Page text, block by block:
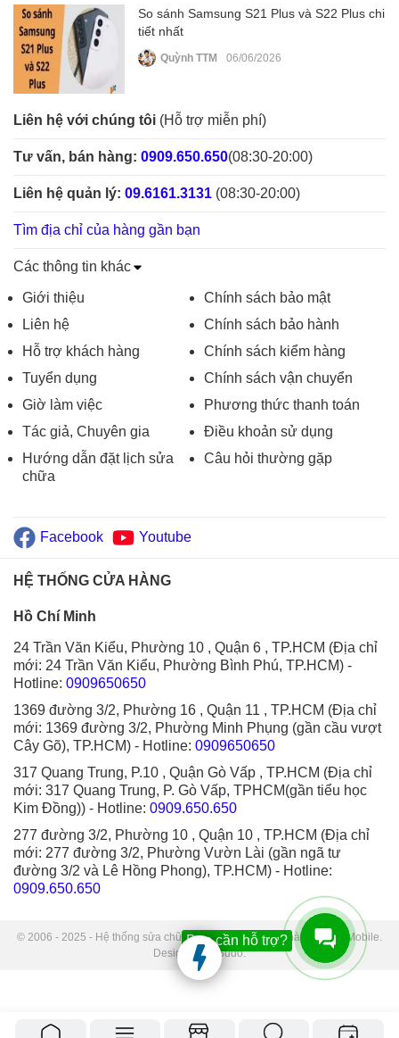
So sánh Samsung S21 Plus và S22 Plus chi
tiết nhất
Quỳnh TTM 06/06/2026
Liên hệ với chúng tôi (Hỗ trợ miễn phí)
Tư vấn, bán hàng: 0909.650.650(08:30-20:00)
Liên hệ quản lý: 09.6161.3131 (08:30-20:00)
Tìm địa chỉ của hàng gần bạn
Các thông tin khác
Giới thiệu
Liên hệ
Hỗ trợ khách hàng
Tuyển dụng
Giờ làm việc
Tác giả, Chuyên gia
Hướng dẫn đặt lịch sửa
chữa
Chính sách bảo mật
Chính sách bảo hành
Chính sách kiểm hàng
Chính sách vận chuyển
Phương thức thanh toán
Điều khoản sử dụng
Câu hỏi thường gặp
Facebook Youtube
HỆ THỐNG CỬA HÀNG
Hồ Chí Minh
24 Trần Văn Kiểu, Phường 10 , Quận 6 , TP.HCM (Địa chỉ
mới: 24 Trần Văn Kiểu, Phường Bình Phú, TP.HCM) -
Hotline: 0909650650
1369 đường 3/2, Phường 16 , Quận 11 , TP.HCM (Địa chỉ
mới: 1369 đường 3/2, Phường Minh Phụng (gần cầu vượt
Cây Gõ), TP.HCM) - Hotline: 0909650650
317 Quang Trung, P.10 , Quận Gò Vấp , TP.HCM (Địa chỉ
mới: 317 Quang Trung, P. Gò Vấp, TPHCM(gần tiểu học
Kim Đồng)) - Hotline: 0909.650.650
277 đường 3/2, Phường 10 , Quận 10 , TP.HCM (Địa chỉ
mới: 277 đường 3/2, Phường Vườn Lài (gần ngã tư
đường 3/2 và Lê Hồng Phong), TP.HCM) - Hotline:
0909.650.650
© 2006 - 2025 - Hệ thống sửa chữa điện thoại di động Thành Trung Mobile.
Designed by Sudo.
Bạn cần hỗ trợ?